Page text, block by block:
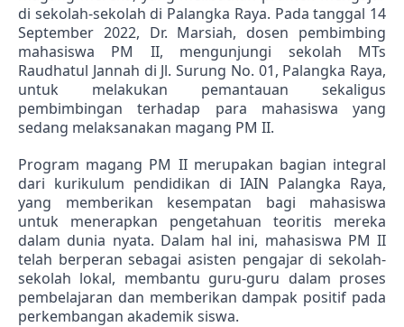
di sekolah-sekolah di Palangka Raya. Pada tanggal 14
September 2022, Dr. Marsiah, dosen pembimbing
mahasiswa PM II, mengunjungi sekolah MTs
Raudhatul Jannah di Jl. Surung No. 01, Palangka Raya,
untuk melakukan pemantauan sekaligus
pembimbingan terhadap para mahasiswa yang
sedang melaksanakan magang PM II.
Program magang PM II merupakan bagian integral
dari kurikulum pendidikan di IAIN Palangka Raya,
yang memberikan kesempatan bagi mahasiswa
untuk menerapkan pengetahuan teoritis mereka
dalam dunia nyata. Dalam hal ini, mahasiswa PM II
telah berperan sebagai asisten pengajar di sekolah-
sekolah lokal, membantu guru-guru dalam proses
pembelajaran dan memberikan dampak positif pada
perkembangan akademik siswa.